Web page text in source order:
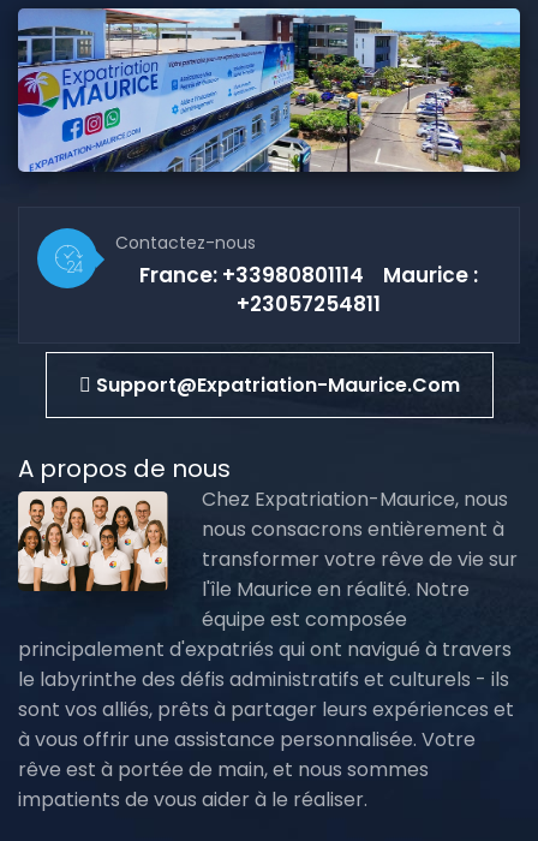
Contactez-nous
France: +33980801114 Maurice :
+23057254811
Support@expatriation-Maurice.com
A propos de nous
Chez Expatriation-Maurice, nous
nous consacrons entièrement à
transformer votre rêve de vie sur
l'île Maurice en réalité. Notre
équipe est composée
principalement d'expatriés qui ont navigué à travers
le labyrinthe des défis administratifs et culturels - ils
sont vos alliés, prêts à partager leurs expériences et
à vous offrir une assistance personnalisée. Votre
rêve est à portée de main, et nous sommes
impatients de vous aider à le réaliser.